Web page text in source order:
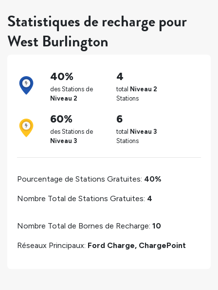
Statistiques de recharge pour
West Burlington
40%
des Stations de
Niveau 2
4
total Niveau 2
Stations
60%
des Stations de
Niveau 3
6
total Niveau 3
Stations
Pourcentage de Stations Gratuites: 40%
Nombre Total de Stations Gratuites: 4
Nombre Total de Bornes de Recharge: 10
Réseaux Principaux: Ford Charge, ChargePoint